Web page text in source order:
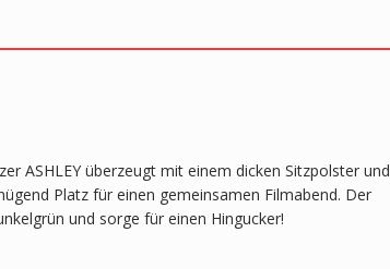
ASHLEY überzeugt mit einem dicken Sitzpolster und
Platz für einen gemeinsamen Filmabend. Der
und sorge für einen Hingucker!